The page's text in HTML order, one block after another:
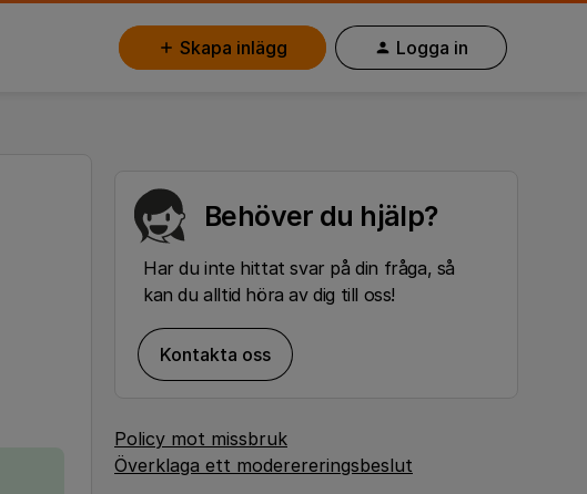
Skapa inlägg Logga in
Behöver du hjälp?
Har du inte hittat svar på din fråga, så
kan du alltid höra av dig till oss!
Kontakta oss
Policy mot missbruk
Överklaga ett moderereringsbeslut